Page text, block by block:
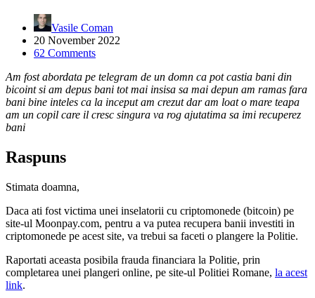
Vasile Coman
20 November 2022
62 Comments
Am fost abordata pe telegram de un domn ca pot castia bani din
bicoint si am depus bani tot mai insisa sa mai depun am ramas fara
bani bine inteles ca la inceput am crezut dar am loat o mare teapa
am un copil care il cresc singura va rog ajutatima sa imi recuperez
bani
Raspuns
Stimata doamna,
Daca ati fost victima unei inselatorii cu criptomonede (bitcoin) pe
site-ul Moonpay.com, pentru a va putea recupera banii investiti in
criptomonede pe acest site, va trebui sa faceti o plangere la Politie.
Raportati aceasta posibila frauda financiara la Politie, prin
completarea unei plangeri online, pe site-ul Politiei Romane, la acest
link.